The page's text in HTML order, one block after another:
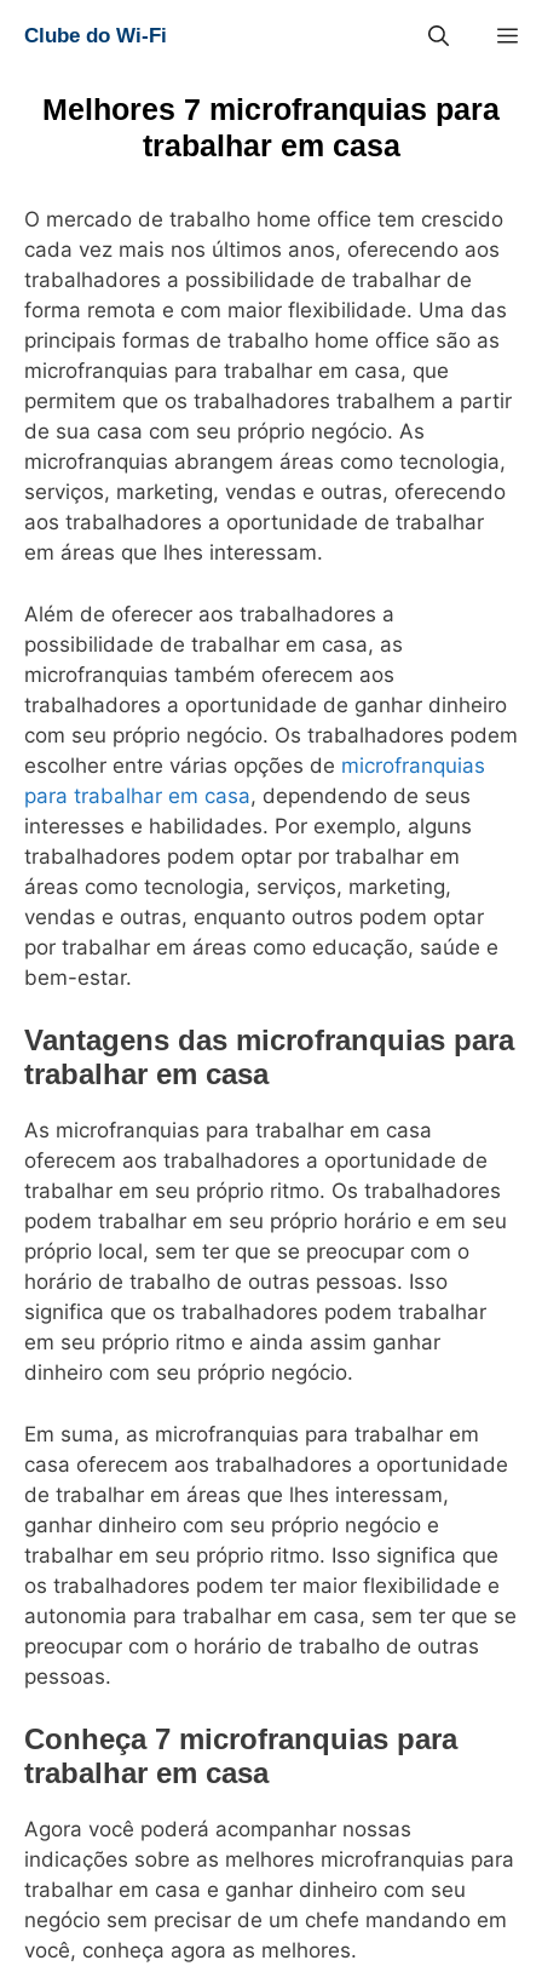
para
conteúdo
Clube do Wi-Fi
Melhores 7 microfranquias para
trabalhar em casa
O mercado de trabalho home office tem crescido
cada vez mais nos últimos anos, oferecendo aos
trabalhadores a possibilidade de trabalhar de
forma remota e com maior flexibilidade. Uma das
principais formas de trabalho home office são as
microfranquias para trabalhar em casa, que
permitem que os trabalhadores trabalhem a partir
de sua casa com seu próprio negócio. As
microfranquias abrangem áreas como tecnologia,
serviços, marketing, vendas e outras, oferecendo
aos trabalhadores a oportunidade de trabalhar
em áreas que lhes interessam.
Além de oferecer aos trabalhadores a
possibilidade de trabalhar em casa, as
microfranquias também oferecem aos
trabalhadores a oportunidade de ganhar dinheiro
com seu próprio negócio. Os trabalhadores podem
escolher entre várias opções de microfranquias
para trabalhar em casa, dependendo de seus
interesses e habilidades. Por exemplo, alguns
trabalhadores podem optar por trabalhar em
áreas como tecnologia, serviços, marketing,
vendas e outras, enquanto outros podem optar
por trabalhar em áreas como educação, saúde e
bem-estar.
Vantagens das microfranquias para
trabalhar em casa
As microfranquias para trabalhar em casa
oferecem aos trabalhadores a oportunidade de
trabalhar em seu próprio ritmo. Os trabalhadores
podem trabalhar em seu próprio horário e em seu
próprio local, sem ter que se preocupar com o
horário de trabalho de outras pessoas. Isso
significa que os trabalhadores podem trabalhar
em seu próprio ritmo e ainda assim ganhar
dinheiro com seu próprio negócio.
Em suma, as microfranquias para trabalhar em
casa oferecem aos trabalhadores a oportunidade
de trabalhar em áreas que lhes interessam,
ganhar dinheiro com seu próprio negócio e
trabalhar em seu próprio ritmo. Isso significa que
os trabalhadores podem ter maior flexibilidade e
autonomia para trabalhar em casa, sem ter que se
preocupar com o horário de trabalho de outras
pessoas.
Conheça 7 microfranquias para
trabalhar em casa
Agora você poderá acompanhar nossas
indicações sobre as melhores microfranquias para
trabalhar em casa e ganhar dinheiro com seu
negócio sem precisar de um chefe mandando em
você, conheça agora as melhores.